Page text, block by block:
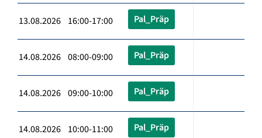
13.08.2026 16:00-17:00 Pal_Präp
14.08.2026 08:00-09:00 Pal_Präp
14.08.2026 09:00-10:00 Pal_Präp
14.08.2026 10:00-11:00 Pal_Präp